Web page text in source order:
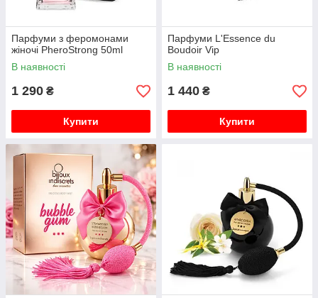
Парфуми з феромонами
жіночі PheroStrong 50ml
В наявності
1 290 ₴
Купити
Парфуми L'Essence du
Boudoir Vip
В наявності
1 440 ₴
Купити